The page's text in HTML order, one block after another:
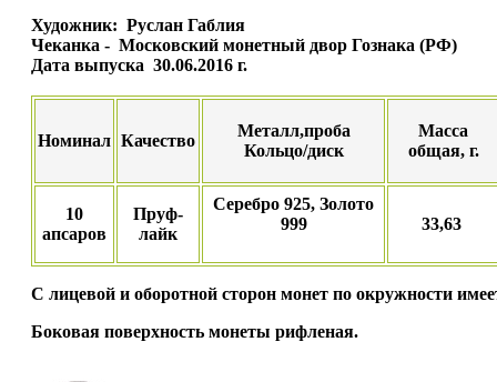
Художник: Руслан Габлия
Чеканка - Московский монетный двор Гознака (РФ)
Дата выпуска 30.06.2016 г.
Номинал Качество
Металл,проба
Кольцо/диск
Масса
общая, г.
10
апсаров
Пруф-
лайк
Серебро 925, Золото
999
33,63
С лицевой и оборотной сторон монет по окружности
Боковая поверхность монеты рифленая.